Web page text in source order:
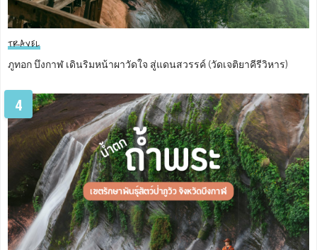
TRAVEL
ภูทอก บึงกาฬ เดินริมหน้าผาวัดใจ สู่แดนสวรรค์ (วัดเจติยาคีรีวิหาร)
4